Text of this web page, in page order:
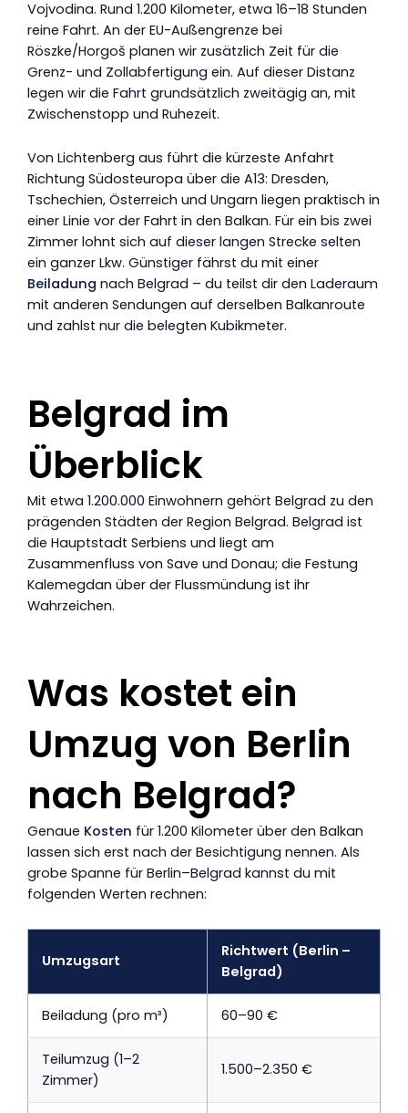
Vojvodina. Rund 1.200 Kilometer, etwa 16–18 Stunden
reine Fahrt. An der EU-Außengrenze bei
Röszke/Horgoš planen wir zusätzlich Zeit für die
Grenz- und Zollabfertigung ein. Auf dieser Distanz
legen wir die Fahrt grundsätzlich zweitägig an, mit
Zwischenstopp und Ruhezeit.
Von Lichtenberg aus führt die kürzeste Anfahrt
Richtung Südosteuropa über die A13: Dresden,
Tschechien, Österreich und Ungarn liegen praktisch in
einer Linie vor der Fahrt in den Balkan. Für ein bis zwei
Zimmer lohnt sich auf dieser langen Strecke selten
ein ganzer Lkw. Günstiger fährst du mit einer
Beiladung nach Belgrad – du teilst dir den Laderaum
mit anderen Sendungen auf derselben Balkanroute
und zahlst nur die belegten Kubikmeter.
Belgrad im
Überblick
Mit etwa 1.200.000 Einwohnern gehört Belgrad zu den
prägenden Städten der Region Belgrad. Belgrad ist
die Hauptstadt Serbiens und liegt am
Zusammenfluss von Save und Donau; die Festung
Kalemegdan über der Flussmündung ist ihr
Wahrzeichen.
Was kostet ein
Umzug von Berlin
nach Belgrad?
Genaue Kosten für 1.200 Kilometer über den Balkan
lassen sich erst nach der Besichtigung nennen. Als
grobe Spanne für Berlin–Belgrad kannst du mit
folgenden Werten rechnen:
Umzugsart
Richtwert (Berlin –
Belgrad)
Beiladung (pro m³) 60–90 €
Teilumzug (1–2
Zimmer)
1.500–2.350 €